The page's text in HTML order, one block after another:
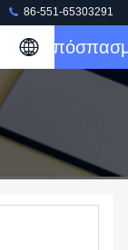
86-551-65303291